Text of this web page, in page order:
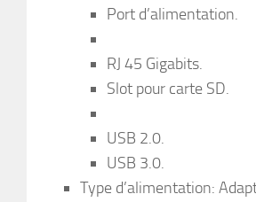
Port d’alimentation.
RJ 45 Gigabits.
Slot pour carte SD.
USB 2.0.
USB 3.0.
Type d’alimentation: